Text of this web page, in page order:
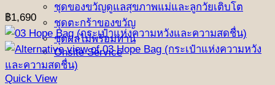
ชุดของขวัญดูแลสุขภาพแม่และลูกวัยเติบโต
ชุดตะกร้าของขวัญ
ชุดผลไม้พร้อมทาน
Onsite Service
฿1,690
Quick View